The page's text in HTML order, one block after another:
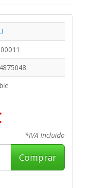
*IVA Incluido
Comprar